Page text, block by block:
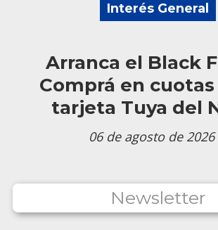
Arranca el Black
Comprá en
tarjeta Tuya del
Interés General
06 de agosto de 2026
Newsletter